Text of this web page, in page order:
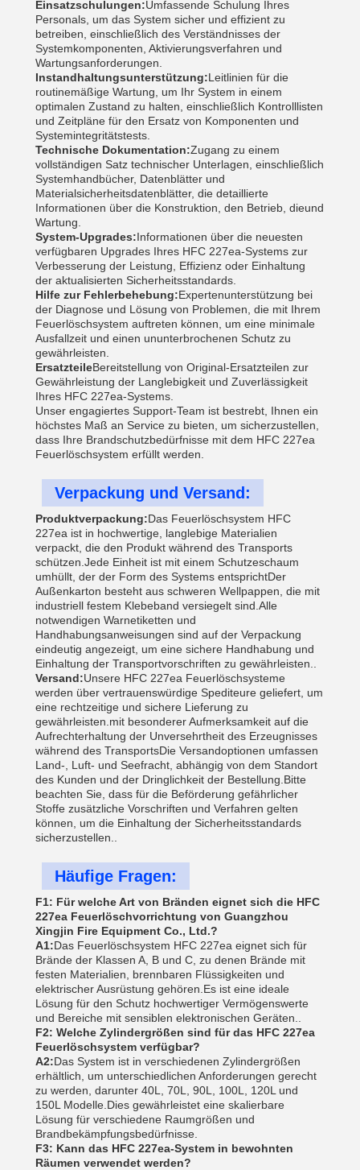
Einsatzschulungen:Umfassende Schulung Ihres
Personals, um das System sicher und effizient zu
betreiben, einschließlich des Verständnisses der
Systemkomponenten, Aktivierungsverfahren und
Wartungsanforderungen.
Instandhaltungsunterstützung:Leitlinien für die
routinemäßige Wartung, um Ihr System in einem
optimalen Zustand zu halten, einschließlich Kontrolllisten
und Zeitpläne für den Ersatz von Komponenten und
Systemintegritätstests.
Technische Dokumentation:Zugang zu einem
vollständigen Satz technischer Unterlagen, einschließlich
Systemhandbücher, Datenblätter und
Materialsicherheitsdatenblätter, die detaillierte
Informationen über die Konstruktion, den Betrieb, dieund
Wartung.
System-Upgrades:Informationen über die neuesten
verfügbaren Upgrades Ihres HFC 227ea-Systems zur
Verbesserung der Leistung, Effizienz oder Einhaltung
der aktualisierten Sicherheitsstandards.
Hilfe zur Fehlerbehebung:Expertenunterstützung bei
der Diagnose und Lösung von Problemen, die mit Ihrem
Feuerlöschsystem auftreten können, um eine minimale
Ausfallzeit und einen ununterbrochenen Schutz zu
gewährleisten.
ErsatzteileBereitstellung von Original-Ersatzteilen zur
Gewährleistung der Langlebigkeit und Zuverlässigkeit
Ihres HFC 227ea-Systems.
Unser engagiertes Support-Team ist bestrebt, Ihnen ein
höchstes Maß an Service zu bieten, um sicherzustellen,
dass Ihre Brandschutzbedürfnisse mit dem HFC 227ea
Feuerlöschsystem erfüllt werden.
Verpackung und Versand:
Produktverpackung:Das Feuerlöschsystem HFC
227ea ist in hochwertige, langlebige Materialien
verpackt, die den Produkt während des Transports
schützen.Jede Einheit ist mit einem Schutzeschaum
umhüllt, der der Form des Systems entsprichtDer
Außenkarton besteht aus schweren Wellpappen, die mit
industriell festem Klebeband versiegelt sind.Alle
notwendigen Warnetiketten und
Handhabungsanweisungen sind auf der Verpackung
eindeutig angezeigt, um eine sichere Handhabung und
Einhaltung der Transportvorschriften zu gewährleisten..
Versand:Unsere HFC 227ea Feuerlöschsysteme
werden über vertrauenswürdige Spediteure geliefert, um
eine rechtzeitige und sichere Lieferung zu
gewährleisten.mit besonderer Aufmerksamkeit auf die
Aufrechterhaltung der Unversehrtheit des Erzeugnisses
während des TransportsDie Versandoptionen umfassen
Land-, Luft- und Seefracht, abhängig von dem Standort
des Kunden und der Dringlichkeit der Bestellung.Bitte
beachten Sie, dass für die Beförderung gefährlicher
Stoffe zusätzliche Vorschriften und Verfahren gelten
können, um die Einhaltung der Sicherheitsstandards
sicherzustellen..
Häufige Fragen:
F1: Für welche Art von Bränden eignet sich die HFC
227ea Feuerlöschvorrichtung von Guangzhou
Xingjin Fire Equipment Co., Ltd.?
A1:Das Feuerlöschsystem HFC 227ea eignet sich für
Brände der Klassen A, B und C, zu denen Brände mit
festen Materialien, brennbaren Flüssigkeiten und
elektrischer Ausrüstung gehören.Es ist eine ideale
Lösung für den Schutz hochwertiger Vermögenswerte
und Bereiche mit sensiblen elektronischen Geräten..
F2: Welche Zylindergrößen sind für das HFC 227ea
Feuerlöschsystem verfügbar?
A2:Das System ist in verschiedenen Zylindergrößen
erhältlich, um unterschiedlichen Anforderungen gerecht
zu werden, darunter 40L, 70L, 90L, 100L, 120L und
150L Modelle.Dies gewährleistet eine skalierbare
Lösung für verschiedene Raumgrößen und
Brandbekämpfungsbedürfnisse.
F3: Kann das HFC 227ea-System in bewohnten
Räumen verwendet werden?